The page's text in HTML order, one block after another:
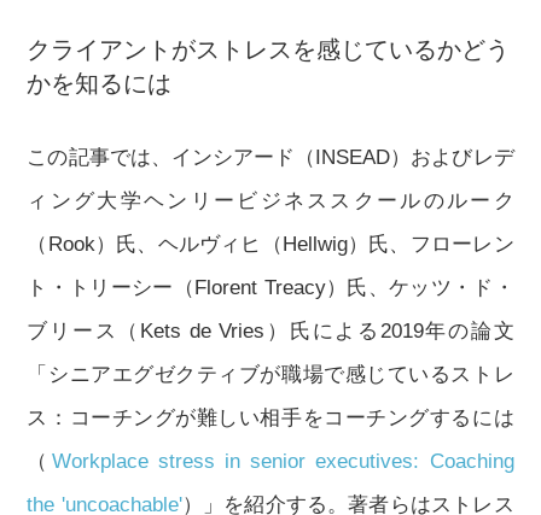
クライアントがストレスを感じているかどう
かを知るには
この記事では、インシアード（INSEAD）およびレデ
ィング大学ヘンリービジネススクールのルーク
（Rook）氏、ヘルヴィヒ（Hellwig）氏、フローレン
ト・トリーシー（Florent Treacy）氏、ケッツ・ド・
ブリース（Kets de Vries）氏による2019年の論文
「シニアエグゼクティブが職場で感じているストレ
ス：コーチングが難しい相手をコーチングするには
（ Workplace stress in senior executives: Coaching
the 'uncoachable'）」を紹介する。著者らはストレス